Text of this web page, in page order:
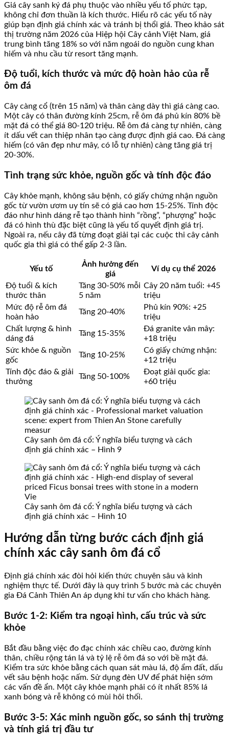
Giá cây sanh ký đá phụ thuộc vào nhiều yếu tố phức tạp,
không chỉ đơn thuần là kích thước. Hiểu rõ các yếu tố này
giúp bạn định giá chính xác và tránh bị thổi giá. Theo khảo sát
thị trường năm 2026 của Hiệp hội Cây cảnh Việt Nam, giá
trung bình tăng 18% so với năm ngoái do nguồn cung khan
hiếm và nhu cầu từ resort tăng mạnh.
Độ tuổi, kích thước và mức độ hoàn hảo của rễ
ôm đá
Cây càng cổ (trên 15 năm) và thân càng dày thì giá càng cao.
Một cây có thân đường kính 25cm, rễ ôm đá phủ kín 80% bề
mặt đá có thể giá 80-120 triệu. Rễ ôm đá càng tự nhiên, càng
ít dấu vết can thiệp nhân tạo càng được định giá cao. Đá càng
hiếm (có vân đẹp như mây, có lỗ tự nhiên) càng tăng giá trị
20-30%.
Tình trạng sức khỏe, nguồn gốc và tính độc đáo
Cây khỏe mạnh, không sâu bệnh, có giấy chứng nhận nguồn
gốc từ vườn ươm uy tín sẽ có giá cao hơn 15-25%. Tính độc
đáo như hình dáng rễ tạo thành hình “rồng”, “phượng” hoặc
đá có hình thù đặc biệt cũng là yếu tố quyết định giá trị.
Ngoài ra, nếu cây đã từng đoạt giải tại các cuộc thi cây cảnh
quốc gia thì giá có thể gấp 2-3 lần.
Yếu tố
Ảnh hưởng đến
giá
Ví dụ cụ thể 2026
Độ tuổi & kích
thước thân
Tăng 30-50% mỗi
5 năm
Cây 20 năm tuổi: +45
triệu
Mức độ rễ ôm đá
hoàn hảo
Tăng 20-40%
Phủ kín 90%: +25
triệu
Chất lượng & hình
dáng đá
Tăng 15-35%
Đá granite vân mây:
+18 triệu
Sức khỏe & nguồn
gốc
Tăng 10-25%
Có giấy chứng nhận:
+12 triệu
Tính độc đáo & giải
thưởng
Tăng 50-100%
Đoạt giải quốc gia:
+60 triệu
Cây sanh ôm đá cổ: Ý nghĩa biểu tượng và cách
định giá chính xác – Hình 9
Cây sanh ôm đá cổ: Ý nghĩa biểu tượng và cách
định giá chính xác – Hình 10
Hướng dẫn từng bước cách định giá
chính xác cây sanh ôm đá cổ
Định giá chính xác đòi hỏi kiến thức chuyên sâu và kinh
nghiệm thực tế. Dưới đây là quy trình 5 bước mà các chuyên
gia Đá Cảnh Thiên An áp dụng khi tư vấn cho khách hàng.
Bước 1-2: Kiểm tra ngoại hình, cấu trúc và sức
khỏe
Bắt đầu bằng việc đo đạc chính xác chiều cao, đường kính
thân, chiều rộng tán lá và tỷ lệ rễ ôm đá so với bề mặt đá.
Kiểm tra sức khỏe bằng cách quan sát màu lá, độ ẩm đất, dấu
vết sâu bệnh hoặc nấm. Sử dụng đèn UV để phát hiện sớm
các vấn đề ẩn. Một cây khỏe mạnh phải có ít nhất 85% lá
xanh bóng và rễ không có mùi hôi thối.
Bước 3-5: Xác minh nguồn gốc, so sánh thị trường
và tính giá trị đầu tư